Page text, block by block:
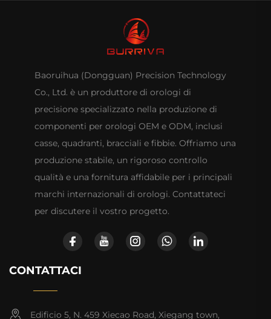
Baoruihua (Dongguan) Precision Technology
Co., Ltd. è un produttore di orologi di
precisione specializzato nella produzione di
componenti per orologi OEM e ODM, inclusi
casse, quadranti, bracciali e fibbie. Offriamo una
produzione stabile, un rigoroso controllo
qualità e una fornitura affidabile per i principali
marchi internazionali di orologi. Contattateci
per discutere il vostro progetto.
CONTATTACI
Edificio 5, N. 459 Xiecao Road, Xiegang town,